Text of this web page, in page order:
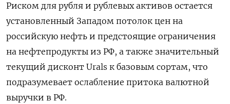
Риском для рубля и рублевых активов остается
установленный Западом потолок цен на
российскую нефть и предстоящие ограничения
на нефтепродукты из РФ, а также значительный
текущий дисконт Urals к базовым сортам, что
подразумевает ослабление притока валютной
выручки в РФ.